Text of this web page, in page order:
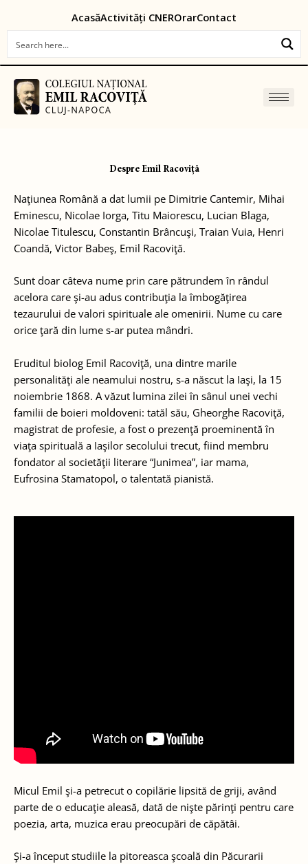
content
AcasăActivități CNEROrarContact
Despre Emil Racoviță
Naţiunea Română a dat lumii pe Dimitrie Cantemir, Mihai
Eminescu, Nicolae Iorga, Titu Maiorescu, Lucian Blaga,
Nicolae Titulescu, Constantin Brâncuşi, Traian Vuia, Henri
Coandă, Victor Babeş, Emil Racoviţă.
Sunt doar câteva nume prin care pătrundem în rândul
acelora care şi-au adus contribuţia la îmbogăţirea
tezaurului de valori spirituale ale omenirii. Nume cu care
orice ţară din lume s-ar putea mândri.
Eruditul biolog Emil Racoviţă, una dintre marile
personalităţi ale neamului nostru, s-a născut la Iaşi, la 15
noiembrie 1868. A văzut lumina zilei în sânul unei vechi
familii de boieri moldoveni: tatăl său, Gheorghe Racoviţă,
magistrat de profesie, a fost o prezenţă proeminentă în
viaţa spirituală a Iaşilor secolului trecut, fiind membru
fondator al societăţii literare “Junimea”, iar mama,
Eufrosina Stamatopol, o talentată pianistă.
Micul Emil şi-a petrecut o copilărie lipsită de griji, având
parte de o educaţie aleasă, dată de nişte părinţi pentru care
poezia, arta, muzica erau preocupări de căpătâi.
Şi-a început studiile la pitoreasca şcoală din Păcurarii